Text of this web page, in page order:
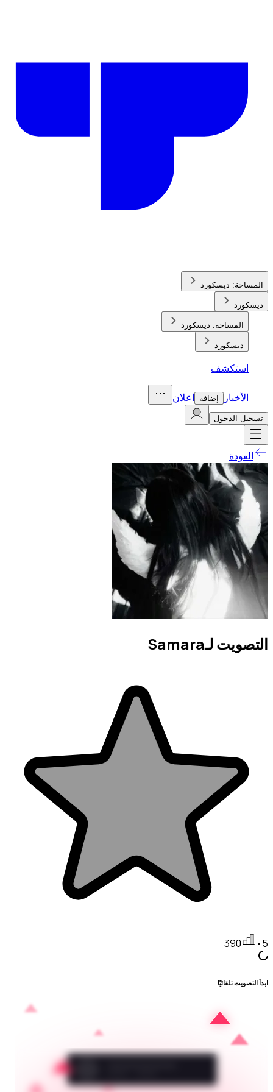
المساحة: ديسكورد
ديسكورد
المساحة: ديسكورد
ديسكورد
استكشف
الأخبار إضافة اعلان
تسجيل الدخول
العودة
التصويت لـSamara
5
•
390
ابدأ التصويت تلقائيًا